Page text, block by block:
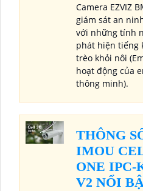
Camera EZVIZ
giám sát an
với những tính
phát hiện tiếng
trèo khỏi nôi
hoạt động của
thông minh).
THÔNG
IMOU
ONE IPC-
V2 NỔI